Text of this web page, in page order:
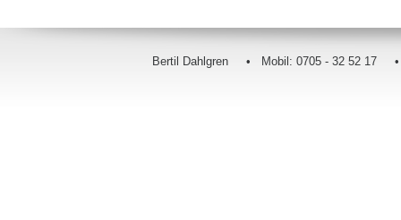
Bertil Dahlgren • Mobil: 0705 - 32 52